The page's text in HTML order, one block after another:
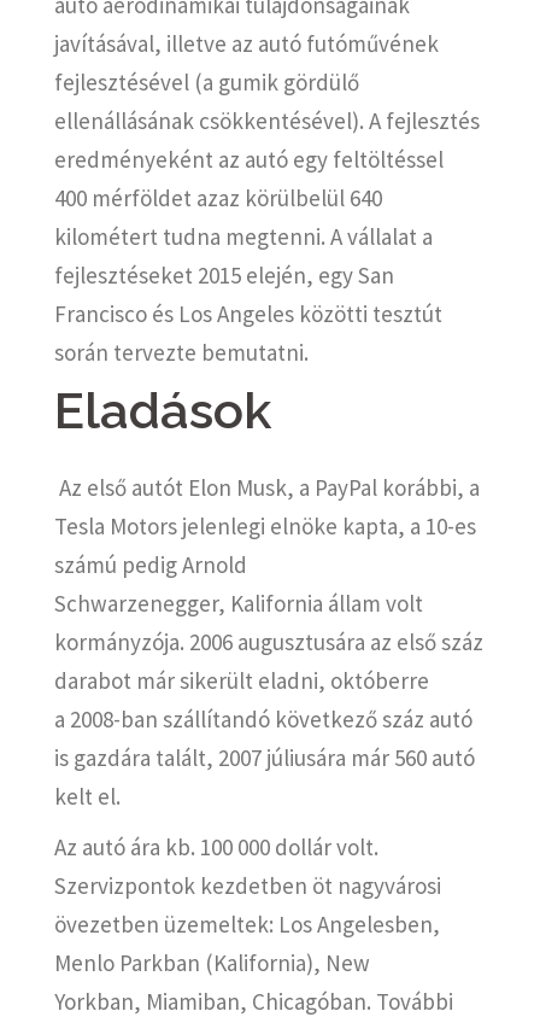
javításával, illetve az autó futóművének
fejlesztésével (a gumik gördülő
ellenállásának csökkentésével). A fejlesztés
eredményeként az autó egy feltöltéssel
400 mérföldet azaz körülbelül 640
kilométert tudna megtenni. A vállalat a
fejlesztéseket 2015 elején, egy San
Francisco és Los Angeles közötti tesztút
során tervezte bemutatni.
Eladások
Az első autót Elon Musk, a PayPal korábbi, a
Tesla Motors jelenlegi elnöke kapta, a 10-es
számú pedig Arnold
Schwarzenegger, Kalifornia állam volt
kormányzója. 2006 augusztusára az első száz
darabot már sikerült eladni, októberre
a 2008-ban szállítandó következő száz autó
is gazdára talált, 2007 júliusára már 560 autó
kelt el.
Az autó ára kb. 100 000 dollár volt.
Szervizpontok kezdetben öt nagyvárosi
övezetben üzemeltek: Los Angelesben,
Menlo Parkban (Kalifornia), New
Yorkban, Miamiban, Chicagóban. További